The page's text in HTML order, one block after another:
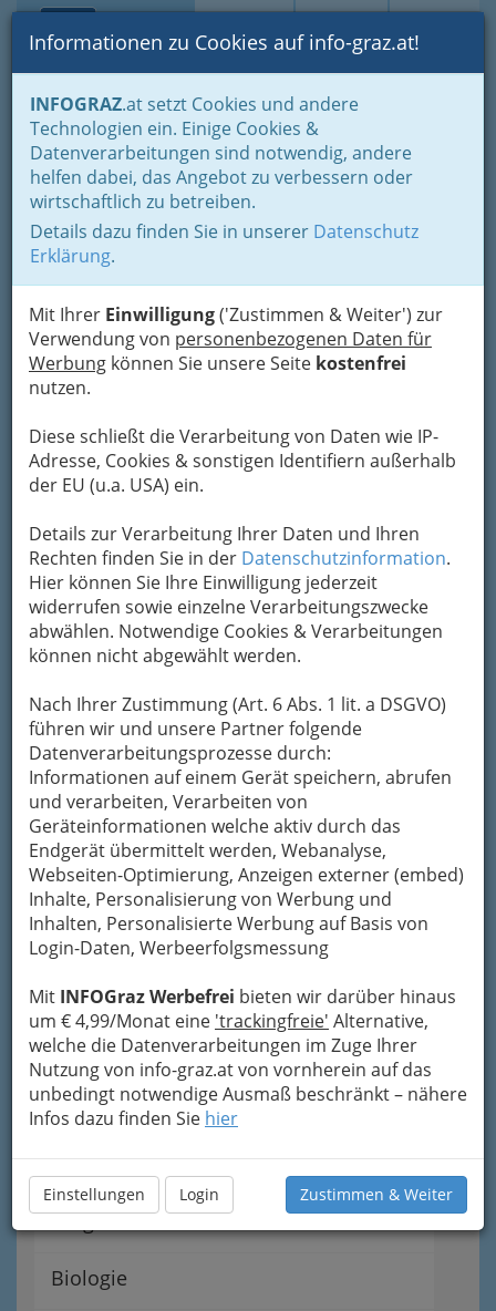
Suche Login Toggle
Informationen zu Cookies auf info-graz.at!
INFOGRAZ.at setzt Cookies und andere
Technologien ein. Einige Cookies &
Datenverarbeitungen sind notwendig, andere
helfen dabei, das Angebot zu verbessern oder
wirtschaftlich zu betreiben.
Details dazu finden Sie in unserer Datenschutz
Erklärung.
Mit Ihrer Einwilligung('Zustimmen & Weiter') zur
Verwendung von personenbezogenen Daten für
Werbung können Sie unsere Seite kostenfrei
nutzen.
Diese schließt die Verarbeitung von Daten wie IP-
Adresse, Cookies & sonstigen Identifiern außerhalb
der EU (u.a. USA) ein.
Details zur Verarbeitung Ihrer Daten und Ihren
Rechten finden Sie in der Datenschutzinformation.
Hier können Sie Ihre Einwilligung jederzeit
widerrufen sowie einzelne Verarbeitungszwecke
abwählen. Notwendige Cookies & Verarbeitungen
können nicht abgewählt werden.
Nach Ihrer Zustimmung (Art. 6 Abs. 1 lit. a DSGVO)
führen wir und unsere Partner folgende
Datenverarbeitungsprozesse durch:
Informationen auf einem Gerät speichern, abrufen
und verarbeiten, Verarbeiten von
Geräteinformationen welche aktiv durch das
Endgerät übermittelt werden, Webanalyse,
Webseiten-Optimierung, Anzeigen externer (embed)
Inhalte, Personalisierung von Werbung und
Inhalten, Personalisierte Werbung auf Basis von
Login-Daten, Werbeerfolgsmessung
Mit INFOGraz Werbefrei bieten wir darüber hinaus
um € 4,99/Monat eine 'trackingfreie' Alternative,
welche die Datenverarbeitungen im Zuge Ihrer
Nutzung von info-graz.at von vornherein auf das
unbedingt notwendige Ausmaß beschränkt – nähere
Infos dazu finden Sie hier
Einstellungen Login Zustimmen & Weiter
Home Branchen
Gewerbe, Handwerk, Banken
Information und Consulting
Technische Büros - Ingenieurbüros
Christian Zagler
Wacholderweg 6, 8042 Graz-St.Peter
Karte
Adresse mit Google Maps anschauen
Navigation
Elektrotechnik
Installationstechnik in Graz
und Graz Umgebung
Bauphysiker und Bauphysikerin
Bautechnik
Bergwesen
Biologie